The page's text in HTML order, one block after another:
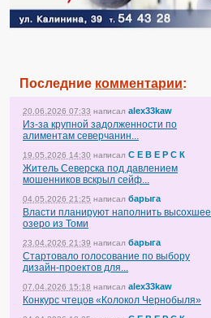
Последние комментарии:
20.06.2026 07:33 написал alex33kaw
Из-за крупной задолженности по
алиментам северчанин...
19.05.2026 14:30 написал С Е В Е Р С К
Житель Северска под давлением
мошенников вскрыл сейф...
04.05.2026 21:25 написал барыга
Власти планируют наполнить высохшее
озеро из Томи
23.04.2026 21:39 написал барыга
Стартовало голосование по выбору
дизайн-проектов для...
07.04.2026 15:18 написал alex33kaw
Конкурс чтецов «Колокол Чернобыля»